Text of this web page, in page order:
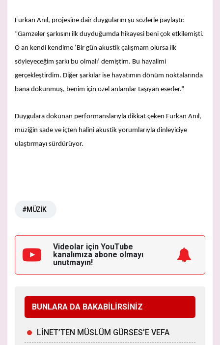
Furkan Anıl, projesine dair duygularını şu sözlerle paylaştı:
“Gamzeler şarkısını ilk duyduğumda hikayesi beni çok etkilemişti.
O an kendi kendime ‘Bir gün akustik çalışmam olursa ilk
söyleyeceğim şarkı bu olmalı’ demiştim. Bu hayalimi
gerçekleştirdim. Diğer şarkılar ise hayatımın dönüm noktalarında
bana dokunmuş, benim için özel anlamlar taşıyan eserler.”
Duygulara dokunan performanslarıyla dikkat çeken Furkan Anıl,
müziğin sade ve içten halini akustik yorumlarıyla dinleyiciye
ulaştırmayı sürdürüyor.
#MÜZİK
Videolar için YouTube
kanalımıza abone olmayı
unutmayın!
BUNLARA DA BAKABİLİRSİNİZ
LİNET’TEN MÜSLÜM GÜRSES’E VEFA